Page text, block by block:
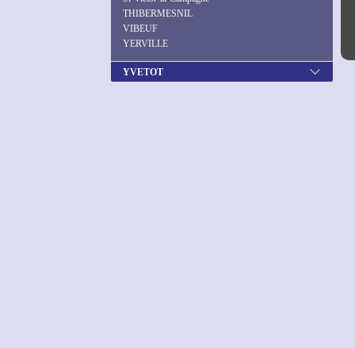
THIBERMESNIL
VIBEUF
YERVILLE
YVETOT